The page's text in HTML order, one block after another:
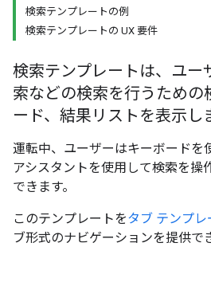
検索テンプレートの例
検索テンプレートの UX 要件
検索テンプレートは、ユー
索などの検索を行うための
ード、結果リストを表示し
運転中、ユーザーはキーボードを
アシスタントを使用して検索を操
できます。
このテンプレートをタブ テンプレ
ブ形式のナビゲーションを提供で